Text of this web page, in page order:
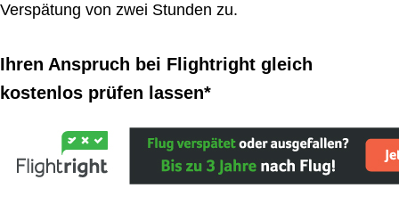
Verspätung von zwei Stunden zu.
Ihren Anspruch bei Flightright gleich
kostenlos prüfen lassen*